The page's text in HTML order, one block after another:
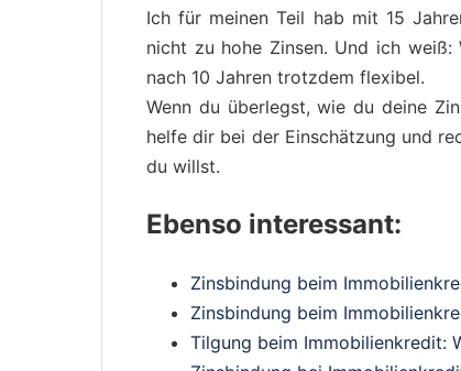
Ich für meinen Teil hab mit 15
nicht zu hohe Zinsen. Und ich
nach 10 Jahren trotzdem flexibel.
Wenn du überlegst, wie du deine
helfe dir bei der Einschätzung und
du willst.
Ebenso interessant:
Zinsbindung beim
Zinsbindung beim
Tilgung beim Immobilienkredit: